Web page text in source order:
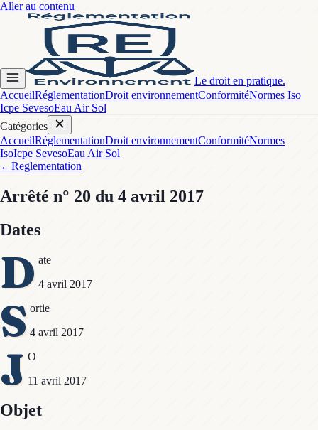
Aller au contenu
Le droit en pratique.
AccueilRéglementationDroit environnementConformitéNormes Iso
Icpe SevesoEau Air Sol
Catégories
AccueilRéglementationDroit environnementConformitéNormes
IsoIcpe SevesoEau Air Sol
←Reglementation
Arrêté n° 20 du 4 avril 2017
Dates
D ate
4 avril 2017
S ortie
4 avril 2017
J O
11 avril 2017
Objet